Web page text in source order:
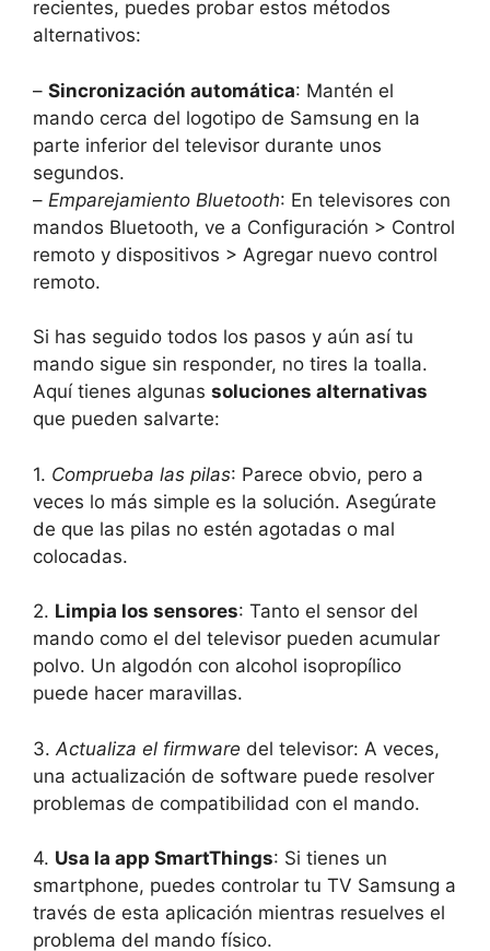
recientes, puedes probar estos métodos
alternativos:
– Sincronización automática: Mantén el
mando cerca del logotipo de Samsung en la
parte inferior del televisor durante unos
segundos.
– Emparejamiento Bluetooth: En televisores con
mandos Bluetooth, ve a Configuración > Control
remoto y dispositivos > Agregar nuevo control
remoto.
Si has seguido todos los pasos y aún así tu
mando sigue sin responder, no tires la toalla.
Aquí tienes algunas soluciones alternativas
que pueden salvarte:
1. Comprueba las pilas: Parece obvio, pero a
veces lo más simple es la solución. Asegúrate
de que las pilas no estén agotadas o mal
colocadas.
2. Limpia los sensores: Tanto el sensor del
mando como el del televisor pueden acumular
polvo. Un algodón con alcohol isopropílico
puede hacer maravillas.
3. Actualiza el firmware del televisor: A veces,
una actualización de software puede resolver
problemas de compatibilidad con el mando.
4. Usa la app SmartThings: Si tienes un
smartphone, puedes controlar tu TV Samsung a
través de esta aplicación mientras resuelves el
problema del mando físico.